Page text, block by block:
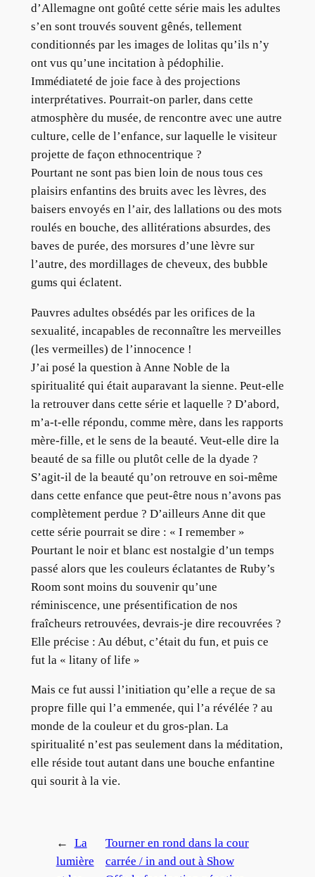
d’Allemagne ont goûté cette série mais les adultes
s’en sont trouvés souvent gênés, tellement
conditionnés par les images de lolitas qu’ils n’y
ont vus qu’une incitation à pédophilie.
Immédiateté de joie face à des projections
interprétatives. Pourrait-on parler, dans cette
atmosphère du musée, de rencontre avec une autre
culture, celle de l’enfance, sur laquelle le visiteur
projette de façon ethnocentrique ?
Pourtant ne sont pas bien loin de nous tous ces
plaisirs enfantins des bruits avec les lèvres, des
baisers envoyés en l’air, des lallations ou des mots
roulés en bouche, des allitérations absurdes, des
baves de purée, des morsures d’une lèvre sur
l’autre, des mordillages de cheveux, des bubble
gums qui éclatent.
Pauvres adultes obsédés par les orifices de la
sexualité, incapables de reconnaître les merveilles
(les vermeilles) de l’innocence !
J’ai posé la question à Anne Noble de la
spiritualité qui était auparavant la sienne. Peut-elle
la retrouver dans cette série et laquelle ? D’abord,
m’a-t-elle répondu, comme mère, dans les rapports
mère-fille, et le sens de la beauté. Veut-elle dire la
beauté de sa fille ou plutôt celle de la dyade ?
S’agit-il de la beauté qu’on retrouve en soi-même
dans cette enfance que peut-être nous n’avons pas
complètement perdue ? D’ailleurs Anne dit que
cette série pourrait se dire : « I remember »
Pourtant le noir et blanc est nostalgie d’un temps
passé alors que les couleurs éclatantes de Ruby’s
Room sont moins du souvenir qu’une
réminiscence, une présentification de nos
fraîcheurs retrouvées, devrais-je dire recouvrées ?
Elle précise : Au début, c’était du fun, et puis ce
fut la « litany of life »
Mais ce fut aussi l’initiation qu’elle a reçue de sa
propre fille qui l’a emmenée, qui l’a révélée ? au
monde de la couleur et du gros-plan. La
spiritualité n’est pas seulement dans la méditation,
elle réside tout autant dans une bouche enfantine
qui sourit à la vie.
←
La
lumière
Tourner en rond dans la cour
carrée / in and out à Show